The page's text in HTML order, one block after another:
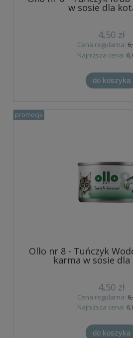
w sosie dla
4,50 zł
Cena regularna:
Najniższa cena:
do koszyka
Ollo nr 8 - Tuńczyk
karma w sosie
4,50 zł
Cena regularna:
Najniższa cena:
do koszyka
promocja